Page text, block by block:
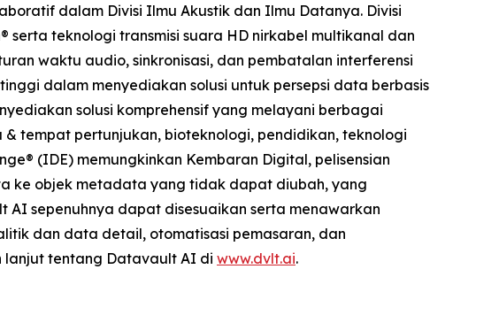
dalam Divisi Ilmu Akustik dan Ilmu Datanya. Divisi
serta teknologi transmisi suara HD nirkabel multikanal dan
waktu audio, sinkronisasi, dan pembatalan interferensi
dalam menyediakan solusi untuk persepsi data berbasis
solusi komprehensif yang melayani berbagai
tempat pertunjukan, bioteknologi, pendidikan, teknologi
(IDE) memungkinkan Kembaran Digital, pelisensian
ke objek metadata yang tidak dapat diubah, yang
sepenuhnya dapat disesuaikan serta menawarkan
dan data detail, otomatisasi pemasaran, dan
lanjut tentang Datavault AI di www.dvlt.ai.